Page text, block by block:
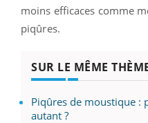
moins efficaces comme
piqûres.
SUR LE MÊME
Piqûres de moustique :
autant ?